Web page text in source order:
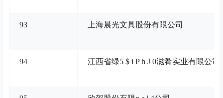
93 上海晨光文具股份有限公司
94 江西省绿5 $ i P h J 0滋肴实业有限公司